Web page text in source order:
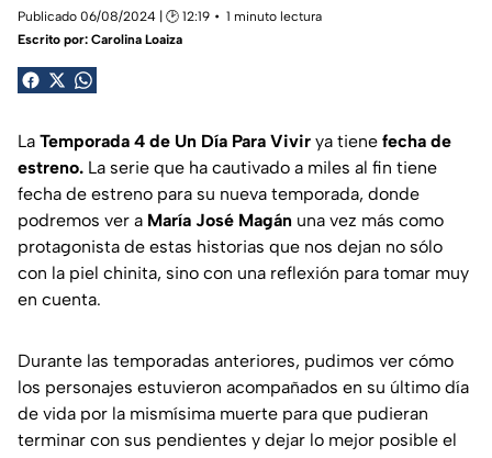
Publicado 06/08/2024 | 🕑 12:19
1 minuto lectura
Escrito por: Carolina Loaiza
La Temporada 4 de Un Día Para Vivir ya tiene fecha de
estreno. La serie que ha cautivado a miles al fin tiene
fecha de estreno para su nueva temporada, donde
podremos ver a María José Magán una vez más como
protagonista de estas historias que nos dejan no sólo
con la piel chinita, sino con una reflexión para tomar muy
en cuenta.
Durante las temporadas anteriores, pudimos ver cómo
los personajes estuvieron acompañados en su último día
de vida por la mismísima muerte para que pudieran
terminar con sus pendientes y dejar lo mejor posible el